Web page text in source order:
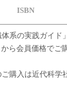
ISBN
系の実践ガイド
ら会員価格で
購入は近代科学